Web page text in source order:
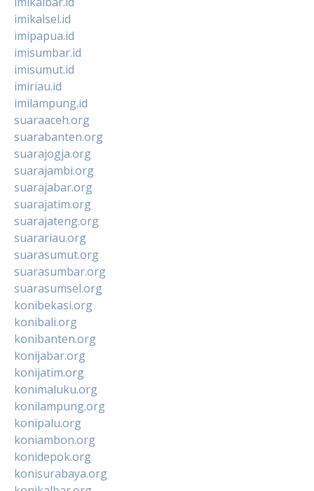
imikalsel.id
imipapua.id
imisumbar.id
imisumut.id
imiriau.id
imilampung.id
suaraaceh.org
suarabanten.org
suarajogja.org
suarajambi.org
suarajabar.org
suarajatim.org
suarajateng.org
suarariau.org
suarasumut.org
suarasumbar.org
suarasumsel.org
konibekasi.org
konibali.org
konibanten.org
konijabar.org
konijatim.org
konimaluku.org
konilampung.org
konipalu.org
koniambon.org
konidepok.org
konisurabaya.org